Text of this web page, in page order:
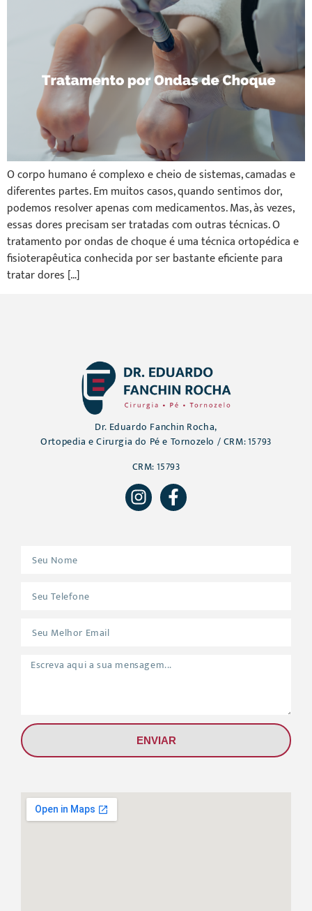
O corpo humano é complexo e cheio de sistemas, camadas e
diferentes partes. Em muitos casos, quando sentimos dor,
podemos resolver apenas com medicamentos. Mas, às vezes,
essas dores precisam ser tratadas com outras técnicas. O
tratamento por ondas de choque é uma técnica ortopédica e
fisioterapêutica conhecida por ser bastante eficiente para
tratar dores […]
Dr. Eduardo Fanchin Rocha,
Ortopedia e Cirurgia do Pé e Tornozelo / CRM: 15793
CRM: 15793
ENVIAR